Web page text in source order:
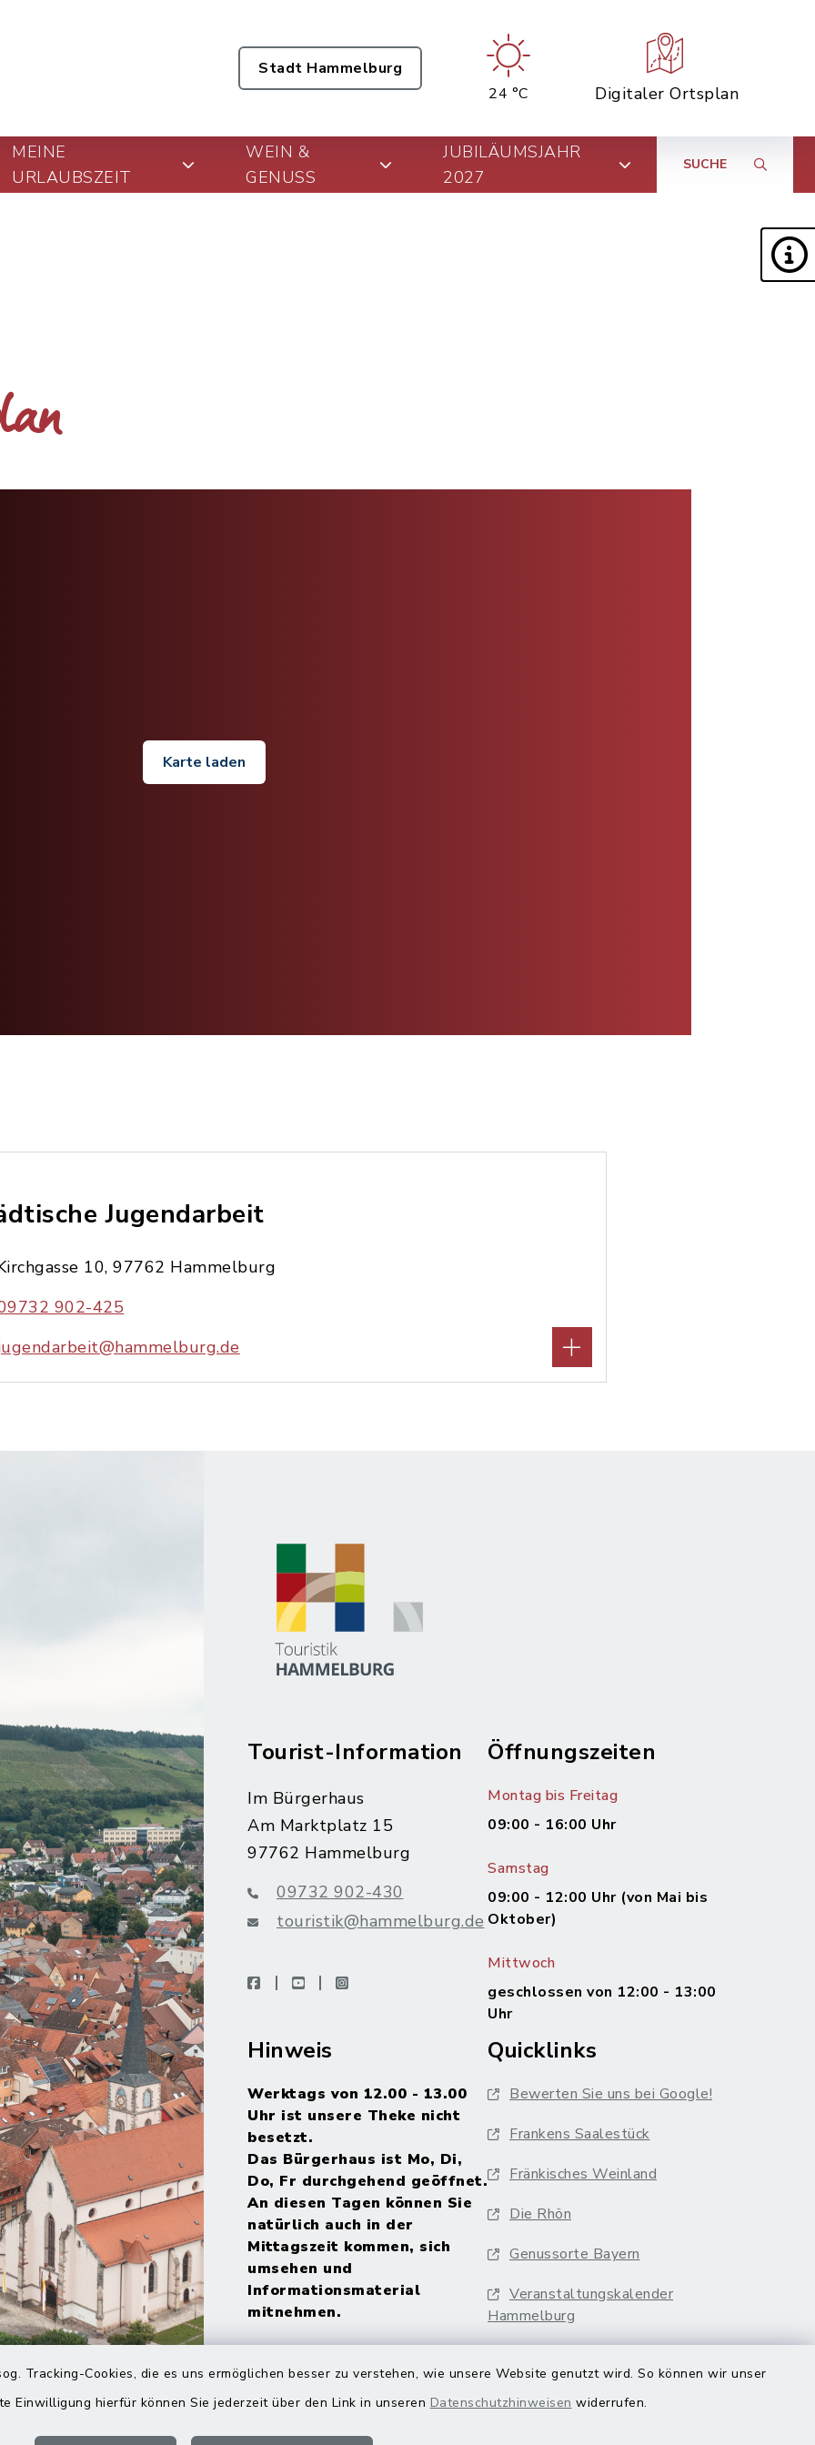
Tracking-Cookies, die es uns ermöglichen besser zu verstehen, wie unsere Website genutzt wird. So können wir unser
Einwilligung hierfür können Sie jederzeit über den Link in unseren Datenschutzhinweisen widerrufen.
Stadt Hammelburg
24 °C
Digitaler Ortsplan
MEINE
URLAUBSZEIT
WEIN &
GENUSS
JUBILÄUMSJAHR
2027
SUCHE
Karte laden
Jugendarbeit
10, 97762 Hammelburg
902-425
Tourist-Information
Im Bürgerhaus
Am Marktplatz 15
97762 Hammelburg
09732 902-430
touristik@hammelburg.de
facebookyoutubeinstagram
Öffnungszeiten
Montag bis Freitag
09:00 - 16:00 Uhr
Samstag
09:00 - 12:00 Uhr (von Mai bis
Oktober)
Mittwoch
geschlossen von 12:00 - 13:00
Uhr
Hinweis
Werktags von 12.00 - 13.00
Uhr ist unsere Theke nicht
besetzt.
Das Bürgerhaus ist Mo, Di,
Do, Fr durchgehend geöffnet.
An diesen Tagen können Sie
natürlich auch in der
Mittagszeit kommen, sich
umsehen und
Informationsmaterial
mitnehmen.
Quicklinks
Bewerten Sie uns bei Google!
Frankens Saalestück
Fränkisches Weinland
Die Rhön
Genussorte Bayern
Veranstaltungskalender
Hammelburg